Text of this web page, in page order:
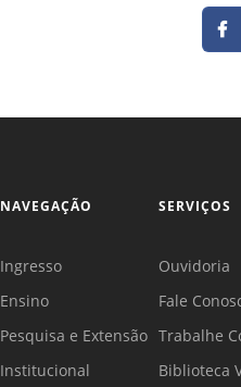
NAVEGAÇÃO
Ingresso
Ensino
Pesquisa e Extensão
Institucional
SERVIÇOS
Ouvidoria
Fale
Trabalhe
Biblioteca